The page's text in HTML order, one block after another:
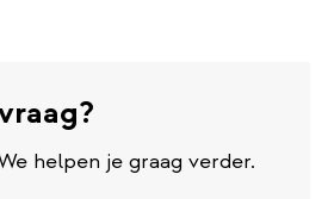
helpen je graag verder.